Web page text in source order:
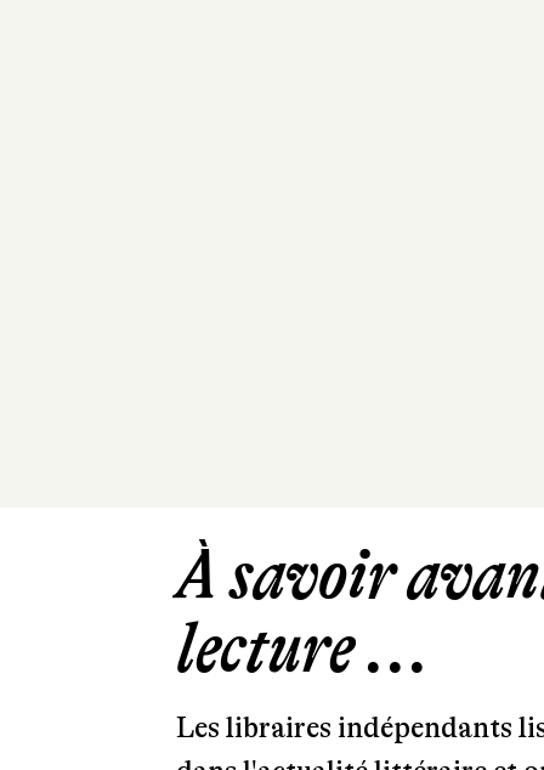
À savoir
lecture ...
Les libraires indépendants